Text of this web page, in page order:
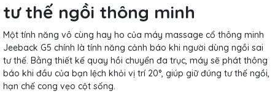
tư thế ngồi thông minh
Một tính năng vô cùng hay ho của máy massage cổ thông minh
Jeeback G5 chính là tính năng cảnh báo khi người dùng ngồi sai
tư thế. Bằng thiết kế quay hồi chuyển đa trục, máy sẽ phát thông
báo khi đầu của bạn lệch khỏi vị trí 20°, giúp giữ đúng tư thế ngồi,
hạn chế cong vẹo cột sống.